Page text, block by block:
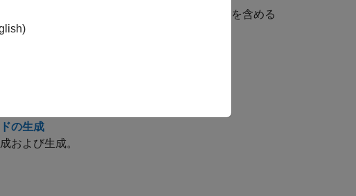
とで、生成されたコードに余分な丸めコードを含める
ド生成
の生成
および生成。